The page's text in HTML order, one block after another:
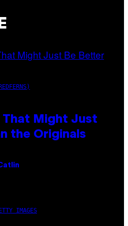
That Might Just
the Originals
IMAGES